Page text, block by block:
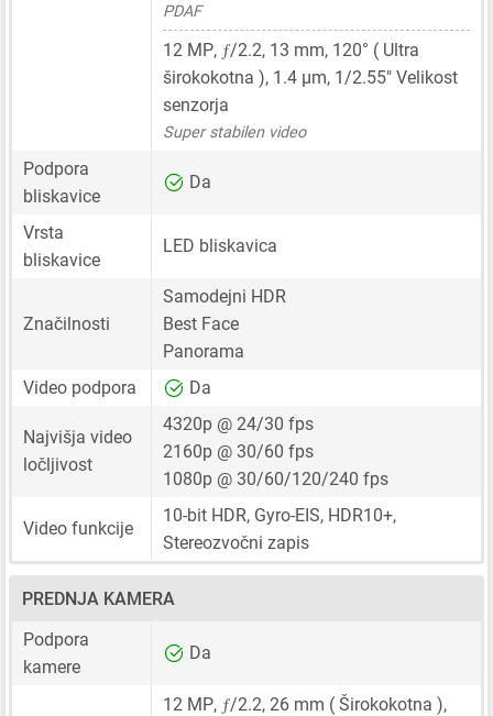
PDAF
12 MP, ƒ/2.2, 13 mm, 120° ( Ultra
širokokotna ), 1.4 μm, 1/2.55" Velikost
senzorja
Super stabilen video
Podpora
bliskavice
Da
Vrsta
bliskavice
LED bliskavica
Značilnosti
Samodejni HDR
Best Face
Panorama
Video podpora
Da
Najvišja video
ločljivost
4320p @ 24/30 fps
2160p @ 30/60 fps
1080p @ 30/60/120/240 fps
Video funkcije
10-bit HDR, Gyro-EIS, HDR10+,
Stereozvočni zapis
PREDNJA KAMERA
Podpora
kamere
Da
12 MP, ƒ/2.2, 26 mm ( Širokokotna ),